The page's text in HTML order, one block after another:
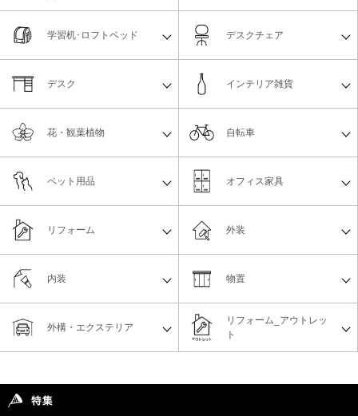
学習机･ロフトベッド デスクチェア
デスク インテリア雑貨
花・観葉植物 自転車
ペット用品 オフィス家具
リフォーム
リフォーム_アウトレッ
ト
物置
外構・エクステリア
外装
内装